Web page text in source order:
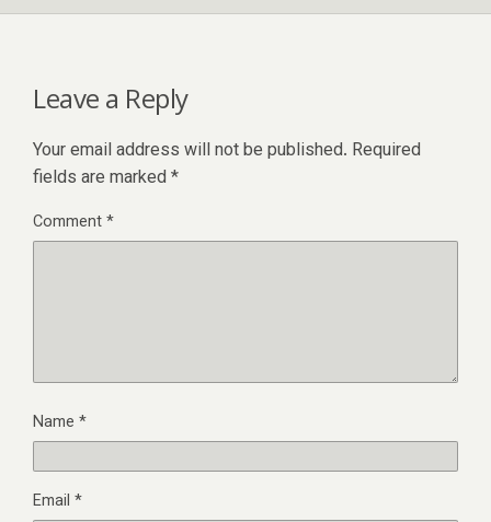
Leave a Reply
Your email address will not be published. Required
fields are marked *
Comment*
Name *
Email *